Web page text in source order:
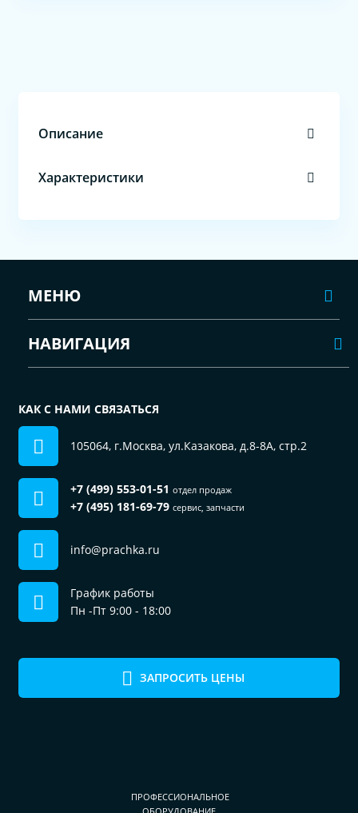
Описание
Характеристики
ПРОФЕССИОНАЛЬНОЕ
ЗАПРОСИТЬ ЦЕНЫ
МЕНЮ
НАВИГАЦИЯ
КАК С НАМИ СВЯЗАТЬСЯ
105064, г.Москва, ул.Казакова, д.8-8А, стр.2
+7 (499) 553-01-51 отдел продаж
+7 (495) 181-69-79 сервис, запчасти
info@prachka.ru
График работы
Пн -Пт 9:00 - 18:00